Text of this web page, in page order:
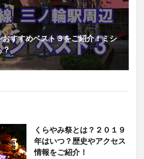
おすすめベスト３をご紹介！ミシ
？
くらやみ祭とは？２０１９
年はいつ？歴史やアクセス
情報をご紹介！